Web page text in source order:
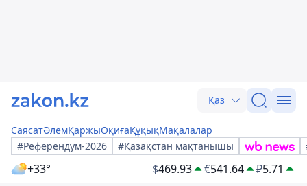
Қаз
СаясатӘлемҚаржыОқиғаҚұқықМақалалар
#Референдум-2026
#Қазақстан мақтанышы
+33° $469.93 €541.64 ₽5.71